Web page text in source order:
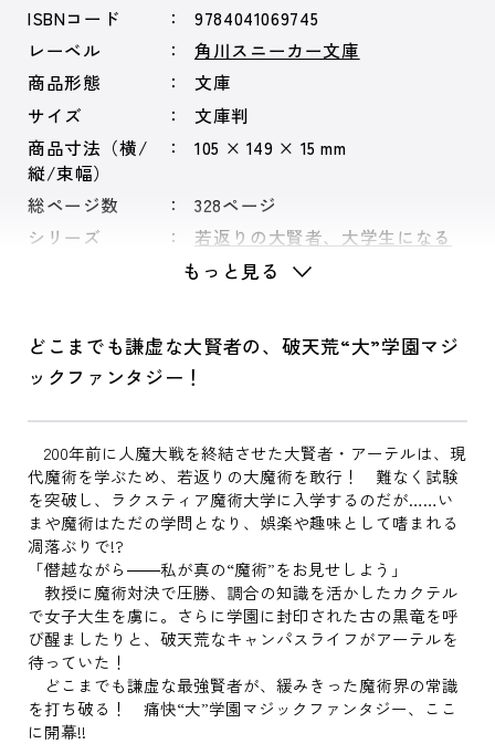
ISBNコード
9784041069745
レーベル
角川スニーカー文庫
商品形態
文庫
サイズ
文庫判
商品寸法（横/
縦/束幅）
105 × 149 × 15 mm
総ページ数
328ページ
シリーズ
若返りの大賢者、大学生になる
もっと見る
どこまでも謙虚な大賢者の、破天荒“大”学園マジ
ックファンタジー！
200年前に人魔大戦を終結させた大賢者・アーテルは、現
代魔術を学ぶため、若返りの大魔術を敢行！ 難なく試験
を突破し、ラクスティア魔術大学に入学するのだが……い
まや魔術はただの学問となり、娯楽や趣味として嗜まれる
凋落ぶりで!?
「僭越ながら――私が真の“魔術”をお見せしよう」
教授に魔術対決で圧勝、調合の知識を活かしたカクテル
で女子大生を虜に。さらに学園に封印された古の黒竜を呼
び醒ましたりと、破天荒なキャンパスライフがアーテルを
待っていた！
どこまでも謙虚な最強賢者が、緩みきった魔術界の常識
を打ち破る！ 痛快“大”学園マジックファンタジー、ここ
に開幕!!